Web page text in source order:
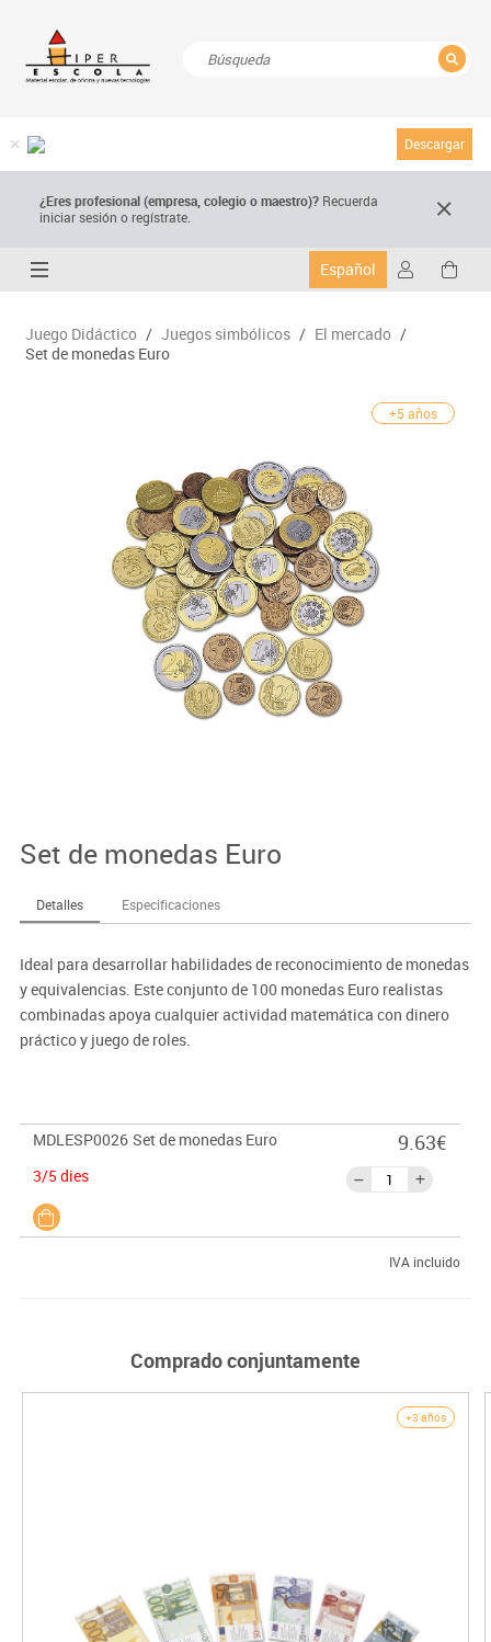
Descargar
¿Eres profesional (empresa, colegio o maestro)? Recuerda
iniciar sesión o regístrate.
Español
Juego Didáctico / Juegos simbólicos / El mercado /
Set de monedas Euro
+5 años
Set de monedas Euro
Detalles Especificaciones
Ideal para desarrollar habilidades de reconocimiento de monedas
y equivalencias. Este conjunto de 100 monedas Euro realistas
combinadas apoya cualquier actividad matemática con dinero
práctico y juego de roles.
MDLESP0026 Set de monedas Euro
3/5 dies
9.63€
IVA incluido
Comprado conjuntamente
+3 años